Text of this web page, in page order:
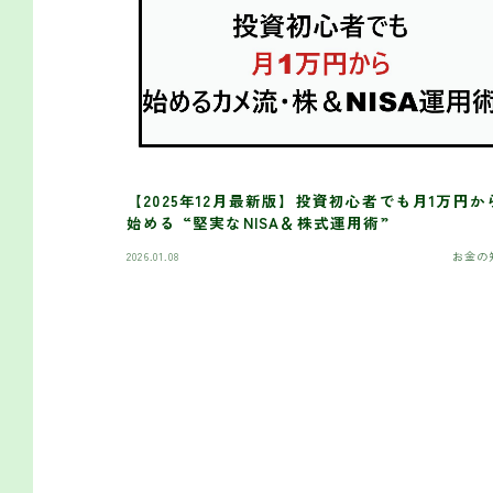
【2025年12月最新版】投資初心者でも月1万円か
始める “堅実なNISA＆株式運用術”
2026.01.08 お金の